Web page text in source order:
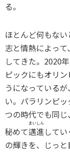
る。
ほとんど何もな
志と情熱によっ
してきた。2020
ピックにもオリ
うになっている
い。パラリンピ
つの時代でも同
秘めて邁進
まいしん
して
の輝きを、じっと